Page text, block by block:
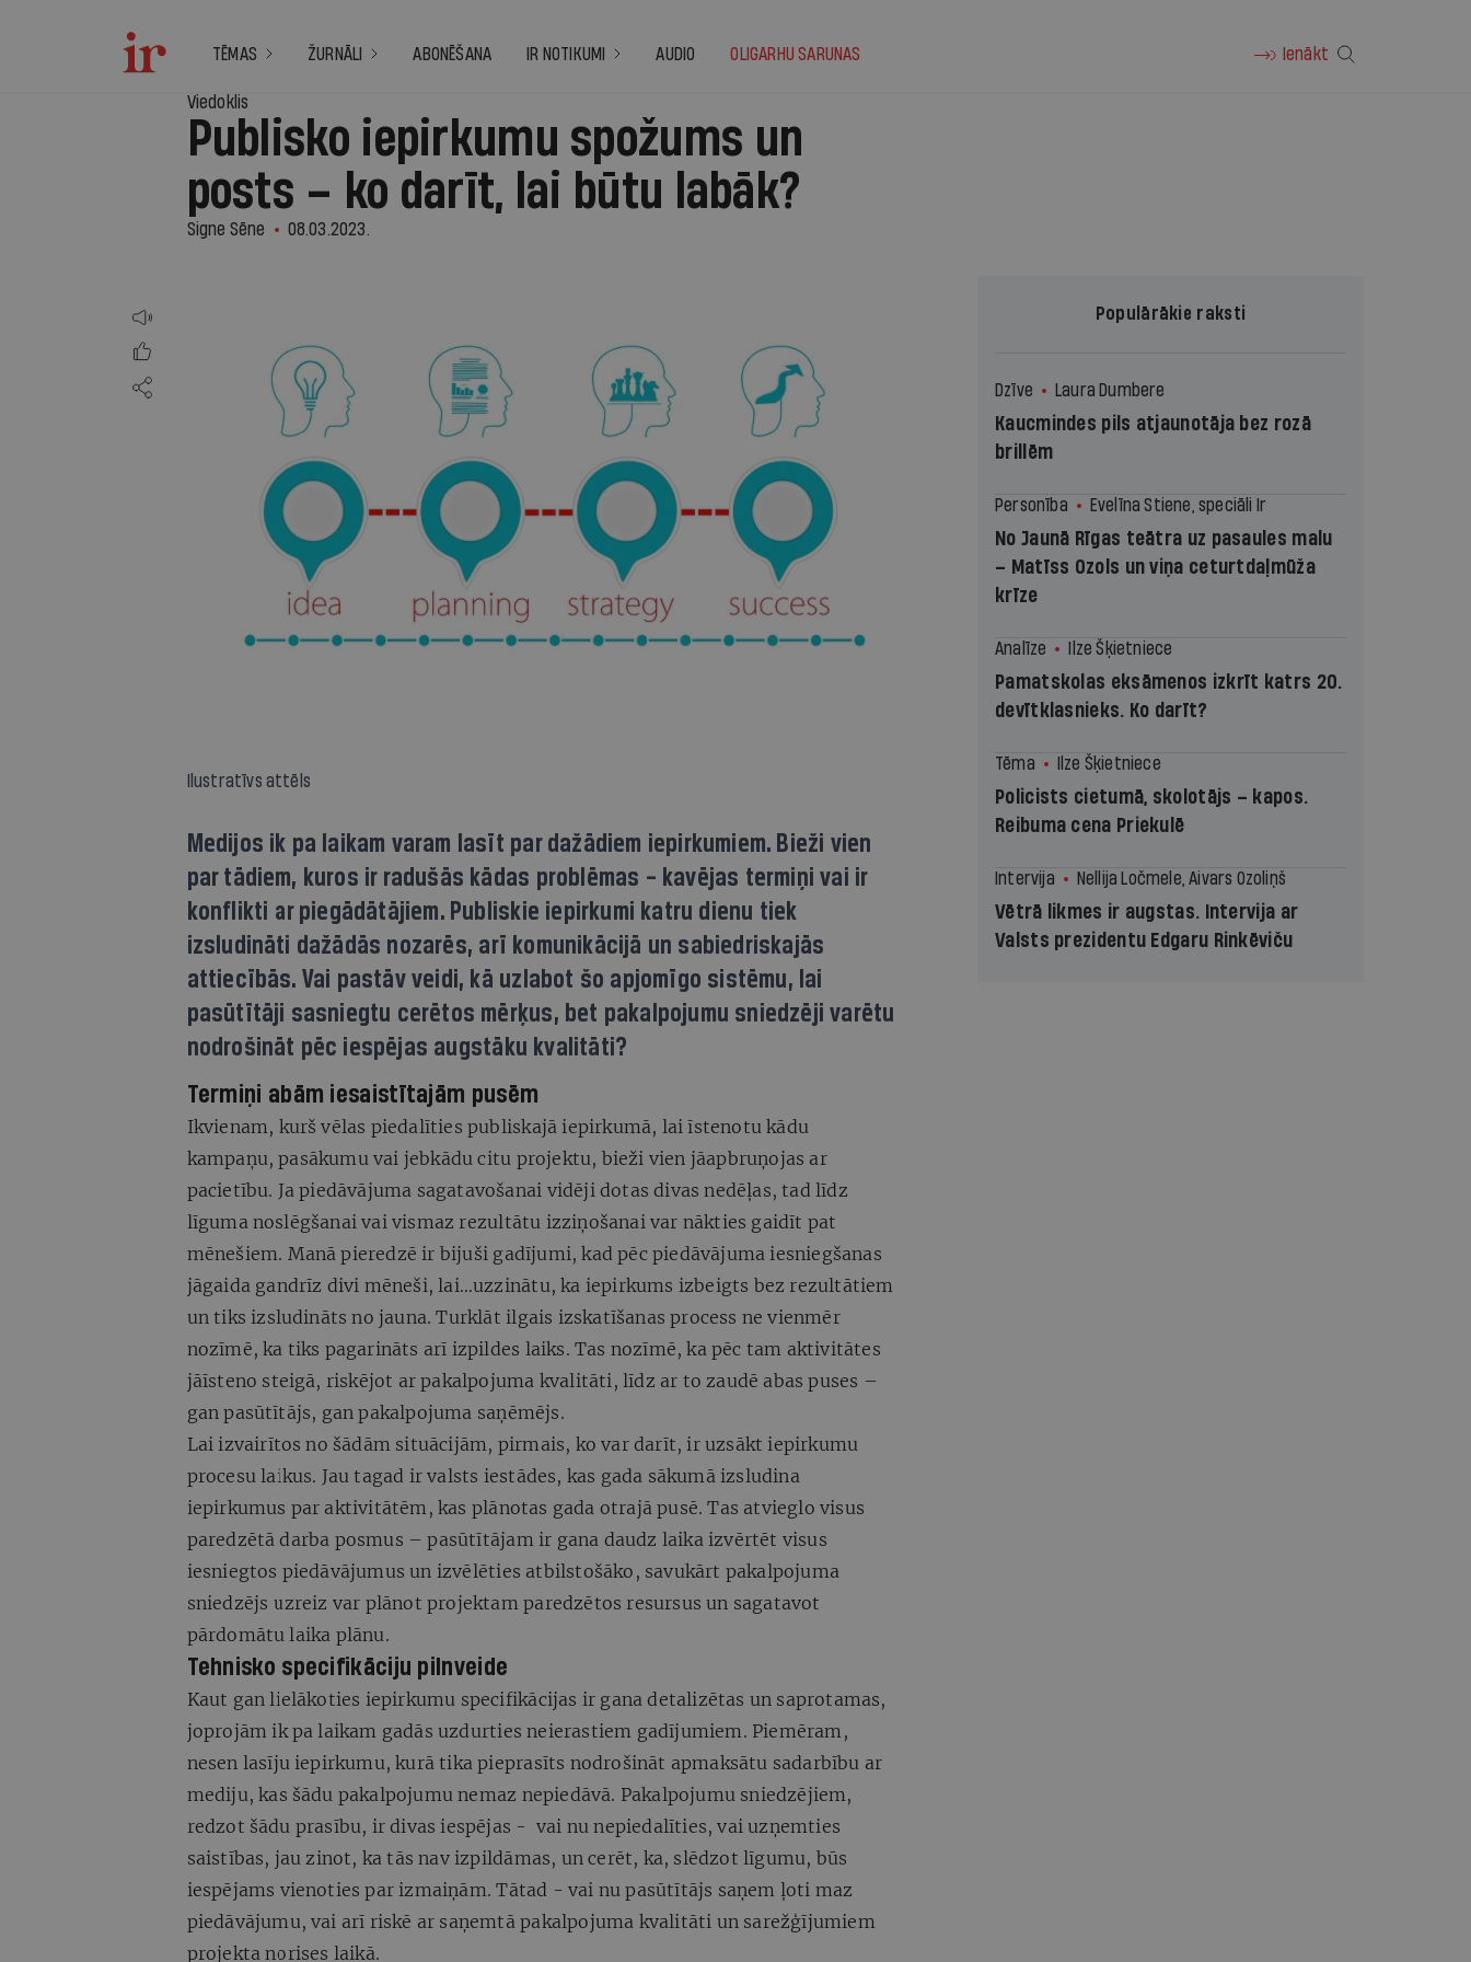
TĒMAS ŽURNĀLI ABONĒŠANA IR NOTIKUMI AUDIO OLIGARHU SARUNAS Ienākt
Viedoklis
Publisko iepirkumu spožums un
posts – ko darīt, lai būtu labāk?
Signe Sēne 08.03.2023.
Ilustratīvs attēls
Medijos ik pa laikam varam lasīt par dažādiem iepirkumiem. Bieži vien
par tādiem, kuros ir radušās kādas problēmas – kavējas termiņi vai ir
konflikti ar piegādātājiem. Publiskie iepirkumi katru dienu tiek
izsludināti dažādās nozarēs, arī komunikācijā un sabiedriskajās
attiecībās. Vai pastāv veidi, kā uzlabot šo apjomīgo sistēmu, lai
pasūtītāji sasniegtu cerētos mērķus, bet pakalpojumu sniedzēji varētu
nodrošināt pēc iespējas augstāku kvalitāti?
Termiņi abām iesaistītajām pusēm
Ikvienam, kurš vēlas piedalīties publiskajā iepirkumā, lai īstenotu kādu
kampaņu, pasākumu vai jebkādu citu projektu, bieži vien jāapbruņojas ar
pacietību. Ja piedāvājuma sagatavošanai vidēji dotas divas nedēļas, tad līdz
līguma noslēgšanai vai vismaz rezultātu izziņošanai var nākties gaidīt pat
mēnešiem. Manā pieredzē ir bijuši gadījumi, kad pēc piedāvājuma iesniegšanas
jāgaida gandrīz divi mēneši, lai…uzzinātu, ka iepirkums izbeigts bez rezultātiem
un tiks izsludināts no jauna. Turklāt ilgais izskatīšanas process ne vienmēr
nozīmē, ka tiks pagarināts arī izpildes laiks. Tas nozīmē, ka pēc tam aktivitātes
jāīsteno steigā, riskējot ar pakalpojuma kvalitāti, līdz ar to zaudē abas puses –
gan pasūtītājs, gan pakalpojuma saņēmējs.
Lai izvairītos no šādām situācijām, pirmais, ko var darīt, ir uzsākt iepirkumu
procesu laikus. Jau tagad ir valsts iestādes, kas gada sākumā izsludina
iepirkumus par aktivitātēm, kas plānotas gada otrajā pusē. Tas atvieglo visus
paredzētā darba posmus – pasūtītājam ir gana daudz laika izvērtēt visus
iesniegtos piedāvājumus un izvēlēties atbilstošāko, savukārt pakalpojuma
sniedzējs uzreiz var plānot projektam paredzētos resursus un sagatavot
pārdomātu laika plānu.
Tehnisko specifikāciju pilnveide
Kaut gan lielākoties iepirkumu specifikācijas ir gana detalizētas un saprotamas,
joprojām ik pa laikam gadās uzdurties neierastiem gadījumiem. Piemēram,
nesen lasīju iepirkumu, kurā tika pieprasīts nodrošināt apmaksātu sadarbību ar
mediju, kas šādu pakalpojumu nemaz nepiedāvā. Pakalpojumu sniedzējiem,
redzot šādu prasību, ir divas iespējas - vai nu nepiedalīties, vai uzņemties
saistības, jau zinot, ka tās nav izpildāmas, un cerēt, ka, slēdzot līgumu, būs
iespējams vienoties par izmaiņām. Tātad - vai nu pasūtītājs saņem ļoti maz
piedāvājumu, vai arī riskē ar saņemtā pakalpojuma kvalitāti un sarežģījumiem
projekta norises laikā.
Populārākie raksti
Dzīve Laura Dumbere
Kaucmindes pils atjaunotāja bez rozā
brillēm
Personība Evelīna Stiene, speciāli Ir
No Jaunā Rīgas teātra uz pasaules malu
– Matīss Ozols un viņa ceturtdaļmūža
krīze
Analīze Ilze Šķietniece
Pamatskolas eksāmenos izkrīt katrs 20.
devītklasnieks. Ko darīt?
Tēma Ilze Šķietniece
Policists cietumā, skolotājs – kapos.
Reibuma cena Priekulē
Intervija Nellija Ločmele, Aivars Ozoliņš
Vētrā likmes ir augstas. Intervija ar
Valsts prezidentu Edgaru Rinkēviču